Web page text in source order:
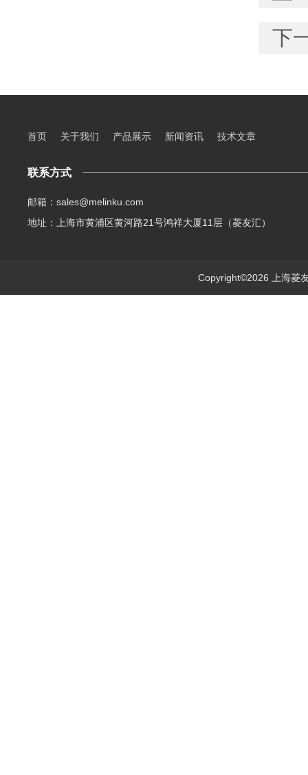
下
首页 关于我们 产品展示 新闻资讯 技术文章
联系方式
邮箱：sales@melinku.com
地址：上海市黄浦区黄河路21号鸿祥大厦11层（菱友汇）
Copyright©2026 上海菱